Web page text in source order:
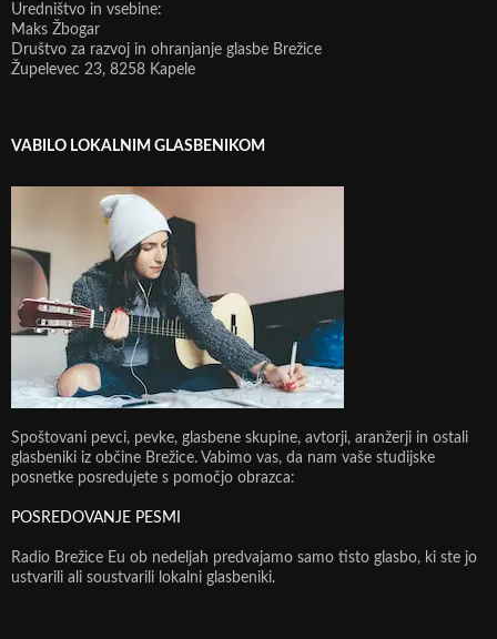
Uredništvo in vsebine:
Maks Žbogar
Društvo za razvoj in ohranjanje glasbe Brežice
Župelevec 23, 8258 Kapele
VABILO LOKALNIM GLASBENIKOM
Spoštovani pevci, pevke, glasbene skupine, avtorji, aranžerji in ostali
glasbeniki iz občine Brežice. Vabimo vas, da nam vaše studijske
posnetke posredujete s pomočjo obrazca:
POSREDOVANJE PESMI
Radio Brežice Eu ob nedeljah predvajamo samo tisto glasbo, ki ste jo
ustvarili ali soustvarili lokalni glasbeniki.